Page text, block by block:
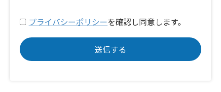
プライバシーポリシーを確認し同意します。